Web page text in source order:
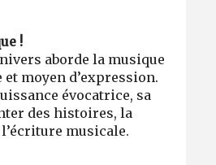
!
aborde la musique
et moyen d’expression.
évocatrice, sa
des histoires, la
musicale.